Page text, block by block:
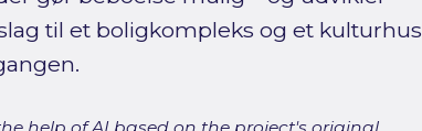
til et boligkompleks og et kulturhus